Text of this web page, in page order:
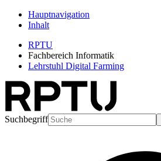
Hauptnavigation
Inhalt
RPTU
Fachbereich Informatik
Lehrstuhl Digital Farming
Suchbegriff